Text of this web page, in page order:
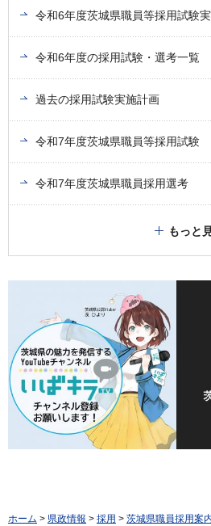
令和6年度茨城県職員等採用試験
令和6年度の採用試験・選考一覧
過去の採用試験実施計画
令和7年度茨城県職員等採用試験
令和7年度茨城県職員採用選考
もっと
ホーム > 県政情報 > 採用 > 茨城県職員採用案